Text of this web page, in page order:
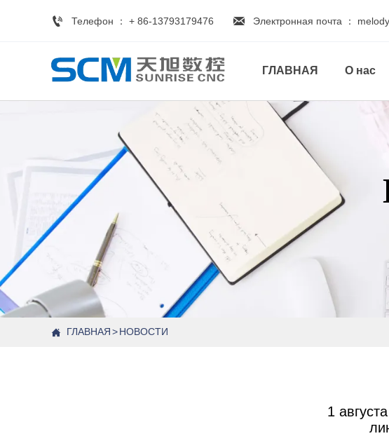
ГЛАВНАЯ О нас
 Телефон ： + 86-13793179476  Электронная почта ：
1
 ГЛАВНАЯ>НОВОСТИ